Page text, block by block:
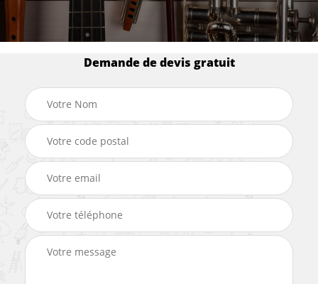
Demande de devis gratuit